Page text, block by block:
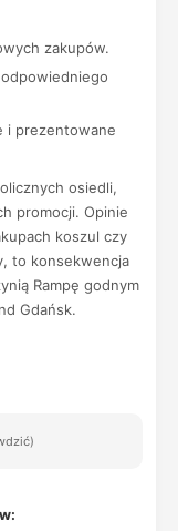
zakupów.
i prezentowane
osiedli,
promocji. Opinie
koszul czy
to konsekwencja
Rampę godnym
Gdańsk.